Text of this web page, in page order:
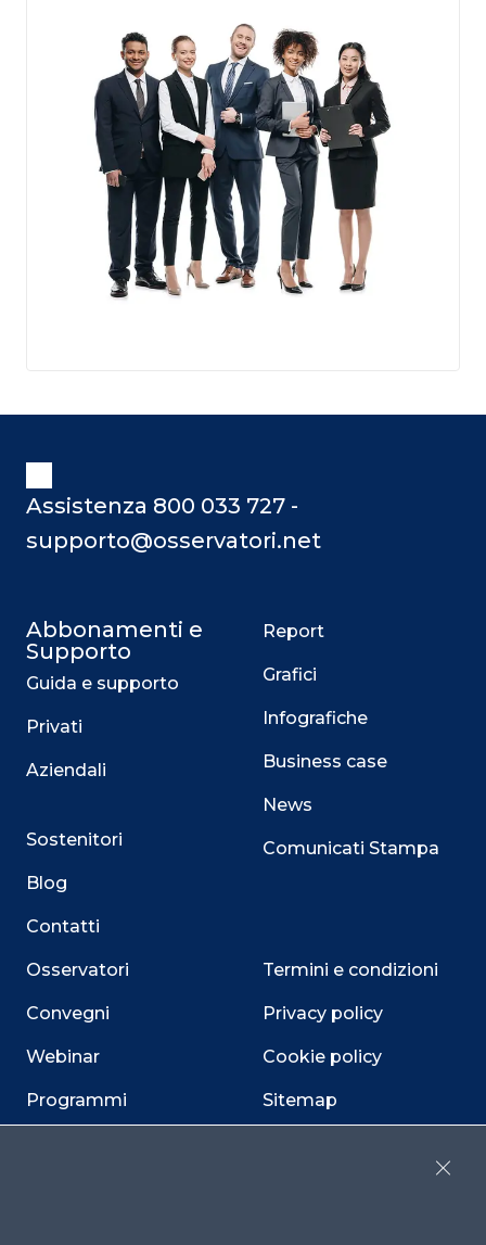
Assistenza 800 033 727 -
supporto@osservatori.net
Abbonamenti e
Supporto
Guida e supporto
Privati
Aziendali
Sostenitori
Blog
Contatti
Osservatori
Convegni
Webinar
Programmi
Report
Grafici
Infografiche
Business case
News
Comunicati Stampa
Termini e condizioni
Privacy policy
Cookie policy
Sitemap